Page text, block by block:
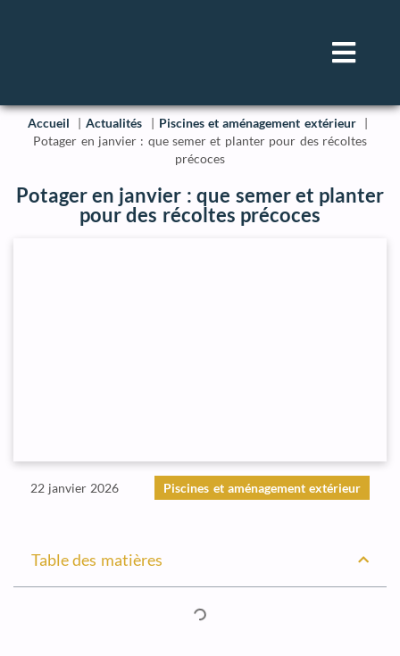
Accueil Actualités
Piscines et aménagement extérieur
Potager en janvier : que semer et planter pour des récoltes
précoces
Potager en janvier : que semer et planter
pour des récoltes précoces
22 janvier 2026 Piscines et aménagement extérieur
Table des matières